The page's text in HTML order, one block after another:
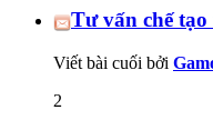
Tư vấn chế
Viết bài cuối bởi
2